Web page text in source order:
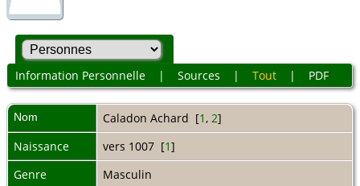
Information Personnelle| Sources | Tout| PDF
Nom Caladon Achard [1, 2]
Naissance
vers 1007 [1]
Genre
Masculin